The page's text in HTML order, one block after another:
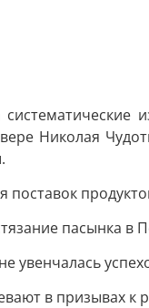
Николая
пасынка в
увенчалась
в призывах